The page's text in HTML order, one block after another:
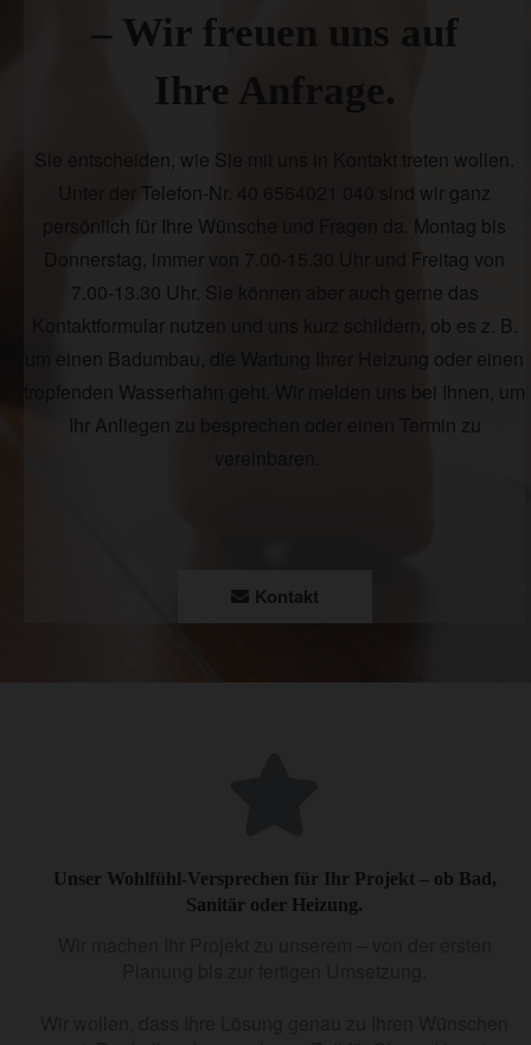
– Wir freuen uns auf
Ihre Anfrage.
Sie entscheiden, wie Sie mit uns in Kontakt treten wollen.
Unter der Telefon-Nr. 40 6564021 040 sind wir ganz
persönlich für Ihre Wünsche und Fragen da. Montag bis
Donnerstag, immer von 7.00-15.30 Uhr und Freitag von
7.00-13.30 Uhr. Sie können aber auch gerne das
Kontaktformular nutzen und uns kurz schildern, ob es z. B.
um einen Badumbau, die Wartung Ihrer Heizung oder einen
tropfenden Wasserhahn geht. Wir melden uns bei Ihnen, um
Ihr Anliegen zu besprechen oder einen Termin zu
Kontakt
Unser Wohlfühl-Versprechen für Ihr Projekt – ob Bad,
Sanitär oder Heizung.